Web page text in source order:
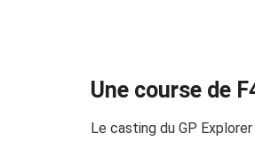
Une course de
Le casting du GP